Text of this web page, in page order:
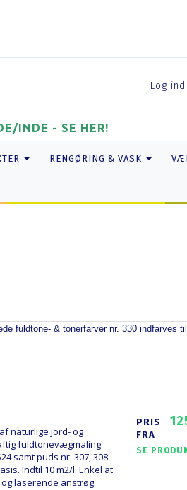
Log ind
INDE - SE HER!
RENGØRING & VASK
fuldtone- & tonerfarver nr. 330 indfarves
naturlige jord- og
fuldtonevægmaling.
samt puds nr. 307, 308
Indtil 10 m2/l. Enkel at
laserende anstrøg.
PRIS
FRA
SE